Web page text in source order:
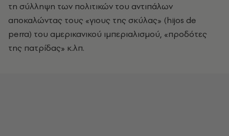
τη σύλληψη των πολιτικών του αντιπάλων
αποκαλώντας τους «γιους της σκύλας» (hijos de
perra) του αμερικανικού ιμπεριαλισμού, «προδότες
της πατρίδας» κ.λπ.